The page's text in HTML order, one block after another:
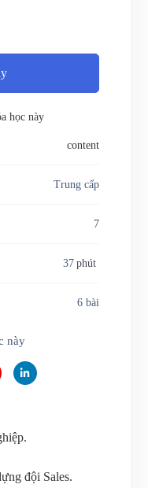
học này
content
Trung cấp
7
37 phút
6 bài
này
đội Sales.